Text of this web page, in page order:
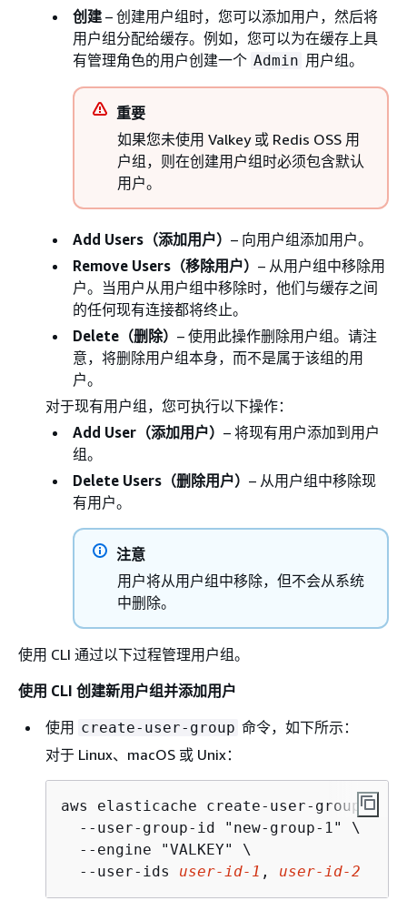
创建– 创建用户组时，您可以添加用户，然后将
用户组分配给缓存。例如，您可以为在缓存上具
有管理角色的用户创建一个 Admin 用户组。
重要
如果您未使用 Valkey 或 Redis OSS 用
户组，则在创建用户组时必须包含默认
用户。
Add Users（添加用户） – 向用户组添加用户。
Remove Users（移除用户） – 从用户组中移除用
户。当用户从用户组中移除时，他们与缓存之间
的任何现有连接都将终止。
Delete（删除） – 使用此操作删除用户组。请注
意，将删除用户组本身，而不是属于该组的用
户。
对于现有用户组，您可执行以下操作：
Add User（添加用户） – 将现有用户添加到用户
组。
Delete Users（删除用户） – 从用户组中移除现
有用户。
注意
用户将从用户组中移除，但不会从系统
中删除。
使用 CLI 通过以下过程管理用户组。
使用 CLI 创建新用户组并添加用户
使用 create-user-group 命令，如下所示：
对于 Linux、macOS 或 Unix：
aws elasticache create-user-group \
  --user-group-id "new-group-1" \
  --engine "VALKEY" \
  --user-ids
user-id-1 , user-id-2